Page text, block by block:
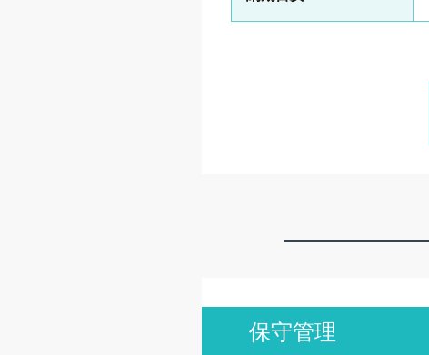
保守管理